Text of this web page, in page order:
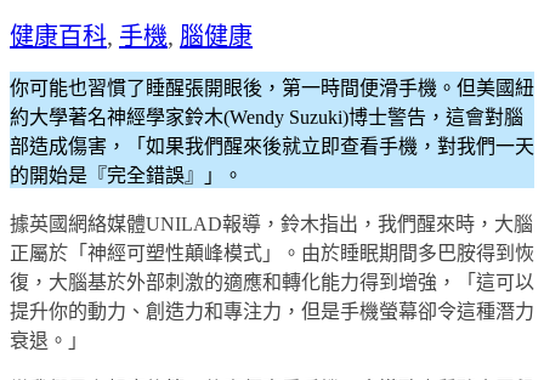
健康百科, 手機, 腦健康
你可能也習慣了睡醒張開眼後，第一時間便滑手機。但美國紐
約大學著名神經學家鈴木(Wendy Suzuki)博士警告，這會對腦
部造成傷害，「如果我們醒來後就立即查看手機，對我們一天
的開始是『完全錯誤』」。
據英國網絡媒體UNILAD報導，鈴木指出，我們醒來時，大腦
正屬於「神經可塑性顛峰模式」。由於睡眠期間多巴胺得到恢
復，大腦基於外部刺激的適應和轉化能力得到增強，「這可以
提升你的動力、創造力和專注力，但是手機螢幕卻令這種潛力
衰退。」